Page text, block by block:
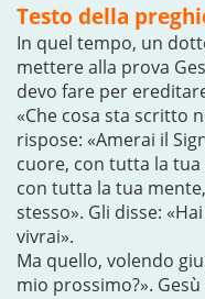
Testo della
In quel tempo, un
mettere alla prova
devo fare per
«Che cosa sta scritto
rispose: «Amerai il
cuore, con tutta la
con tutta la tua
stesso». Gli disse:
vivrai».
Ma quello, volendo
mio prossimo?».